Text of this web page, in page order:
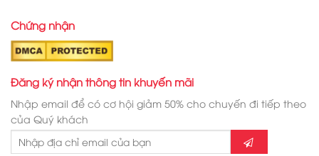
Chứng nhận
Đăng ký nhận thông tin khuyến mãi
Nhập email để có cơ hội giảm 50% cho chuyến đi tiếp theo
của Quý khách